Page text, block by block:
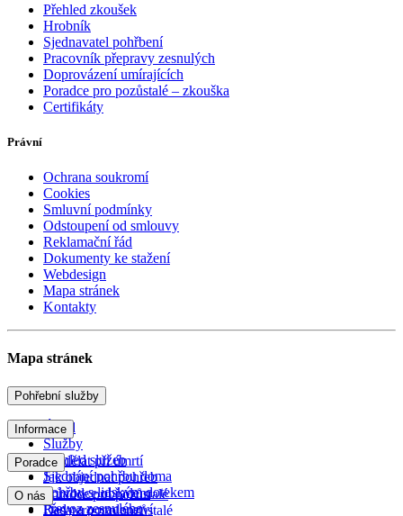
Přehled zkoušek
Hrobník
Sjednavatel pohřbení
Pracovník přepravy zesnulých
Doprovázení umírajících
Poradce pro pozůstalé – zkouška
Certifikáty
Právní
Ochrana soukromí
Cookies
Smluvní podmínky
Odstoupení od smlouvy
Reklamační řád
Dokumenty ke stažení
Webdesign
Mapa stránek
Kontakty
Mapa stránek
Pohřební služby
Úvod
Služby
Přehled služeb
Sjednání pohřbu doma
Pohřby s lidským dotekem
Převoz zesnulého
Informace
Co dělat při úmrtí
Jak objednat pohřeb
Průvodce obřadem
Rady a poradenství
Poradce
Poradce pro pozůstalé
Desatero pro pozůstalé
O nás